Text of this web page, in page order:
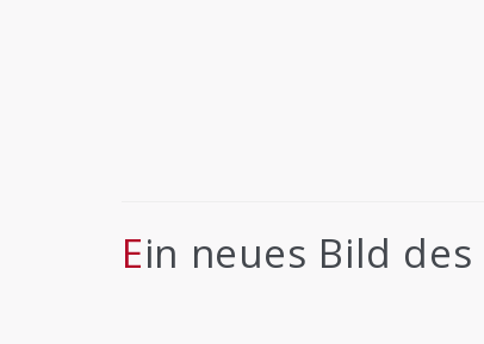
Ein neues Bild